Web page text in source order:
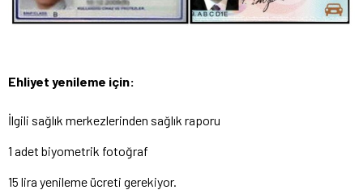
Ehliyet yenileme için:
İlgili sağlık merkezlerinden sağlık raporu
1 adet biyometrik fotoğraf
15 lira yenileme ücreti gerekiyor.